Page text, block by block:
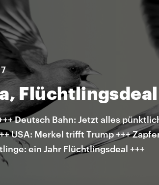
Flüchtlingsdeal
Deutsch Bahn: Jetzt alles
USA: Merkel trifft Trump +++
ein Jahr Flüchtlingsdeal +++